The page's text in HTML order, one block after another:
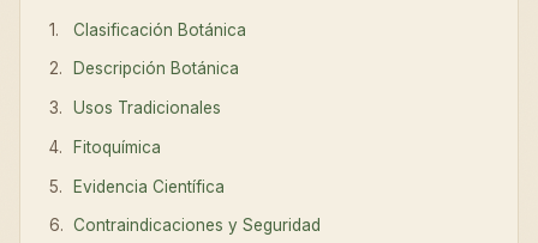
Clasificación Botánica
Descripción Botánica
Usos Tradicionales
Fitoquímica
Evidencia Científica
Contraindicaciones y Seguridad